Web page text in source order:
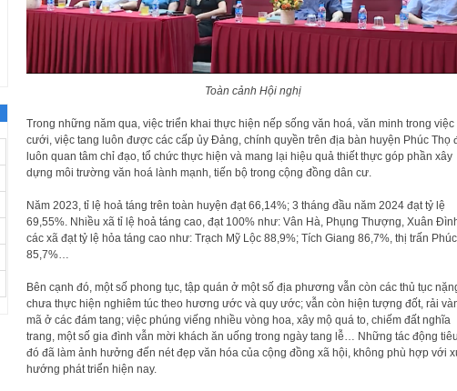
Toàn cảnh Hội nghị
Trong những năm qua, việc triển khai thực hiện nếp sống văn hoá, văn minh trong việc
cưới, việc tang luôn được các cấp ủy Đảng, chính quyền trên địa bàn huyện Phúc Thọ
luôn quan tâm chỉ đạo, tổ chức thực hiện và mang lại hiệu quả thiết thực góp phần xây
dựng môi trường văn hoá lành mạnh, tiến bộ trong cộng đồng dân cư.
Năm 2023, tỉ lệ hoả táng trên toàn huyện đạt 66,14%; 3 tháng đầu năm 2024 đạt tỷ lệ
69,55%. Nhiều xã tỉ lệ hoả táng cao, đạt 100% như: Vân Hà, Phụng Thượng, Xuân
các xã đạt tỷ lệ hỏa táng cao như: Trạch Mỹ Lộc 88,9%; Tích Giang 86,7%, thị trấn
85,7%…
Bên cạnh đó, một số phong tục, tập quán ở một số địa phương vẫn còn các thủ tục
chưa thực hiện nghiêm túc theo hương ước và quy ước; vẫn còn hiện tượng đốt, rải
mã ở các đám tang; việc phúng viếng nhiều vòng hoa, xây mộ quá to, chiếm đất nghĩa
trang, một số gia đình vẫn mời khách ăn uống trong ngày tang lễ… Những tác động
đó đã làm ảnh hưởng đến nét đẹp văn hóa của cộng đồng xã hội, không phù hợp với
hướng phát triển hiện nay.